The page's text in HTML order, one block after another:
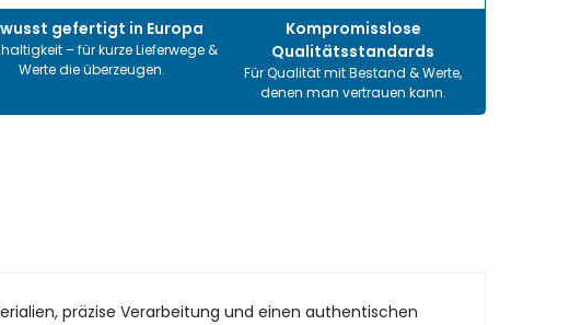
gefertigt in Europa
– für kurze Lieferwege &
Werte die überzeugen.
Kompromisslose
Qualitätsstandards
Für Qualität mit Bestand & Werte,
denen man vertrauen kann.
präzise Verarbeitung und einen authentischen